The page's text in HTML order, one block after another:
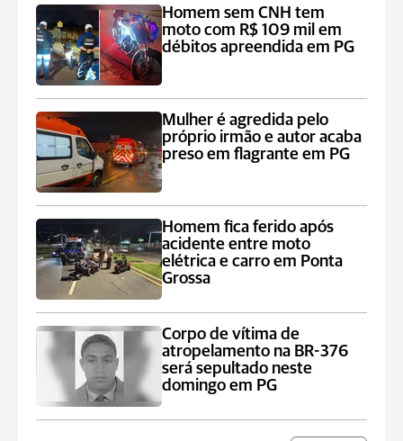
Homem sem CNH tem
moto com R$ 109 mil em
débitos apreendida em PG
Mulher é agredida pelo
próprio irmão e autor acaba
preso em flagrante em PG
Homem fica ferido após
acidente entre moto
elétrica e carro em Ponta
Grossa
Corpo de vítima de
atropelamento na BR-376
será sepultado neste
domingo em PG